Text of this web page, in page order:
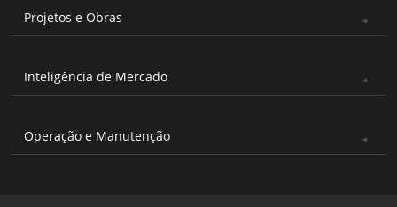
Projetos e Obras
Inteligência de Mercado
Operação e Manutenção